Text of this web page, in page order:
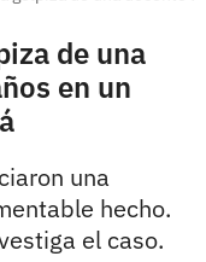
de una
en un
una
hecho.
el caso.